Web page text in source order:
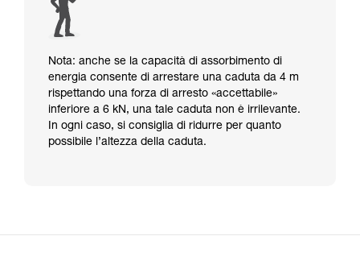
Nota: anche se la capacità di assorbimento di
energia consente di arrestare una caduta da 4 m
rispettando una forza di arresto «accettabile»
inferiore a 6 kN, una tale caduta non è irrilevante.
In ogni caso, si consiglia di ridurre per quanto
possibile l’altezza della caduta.